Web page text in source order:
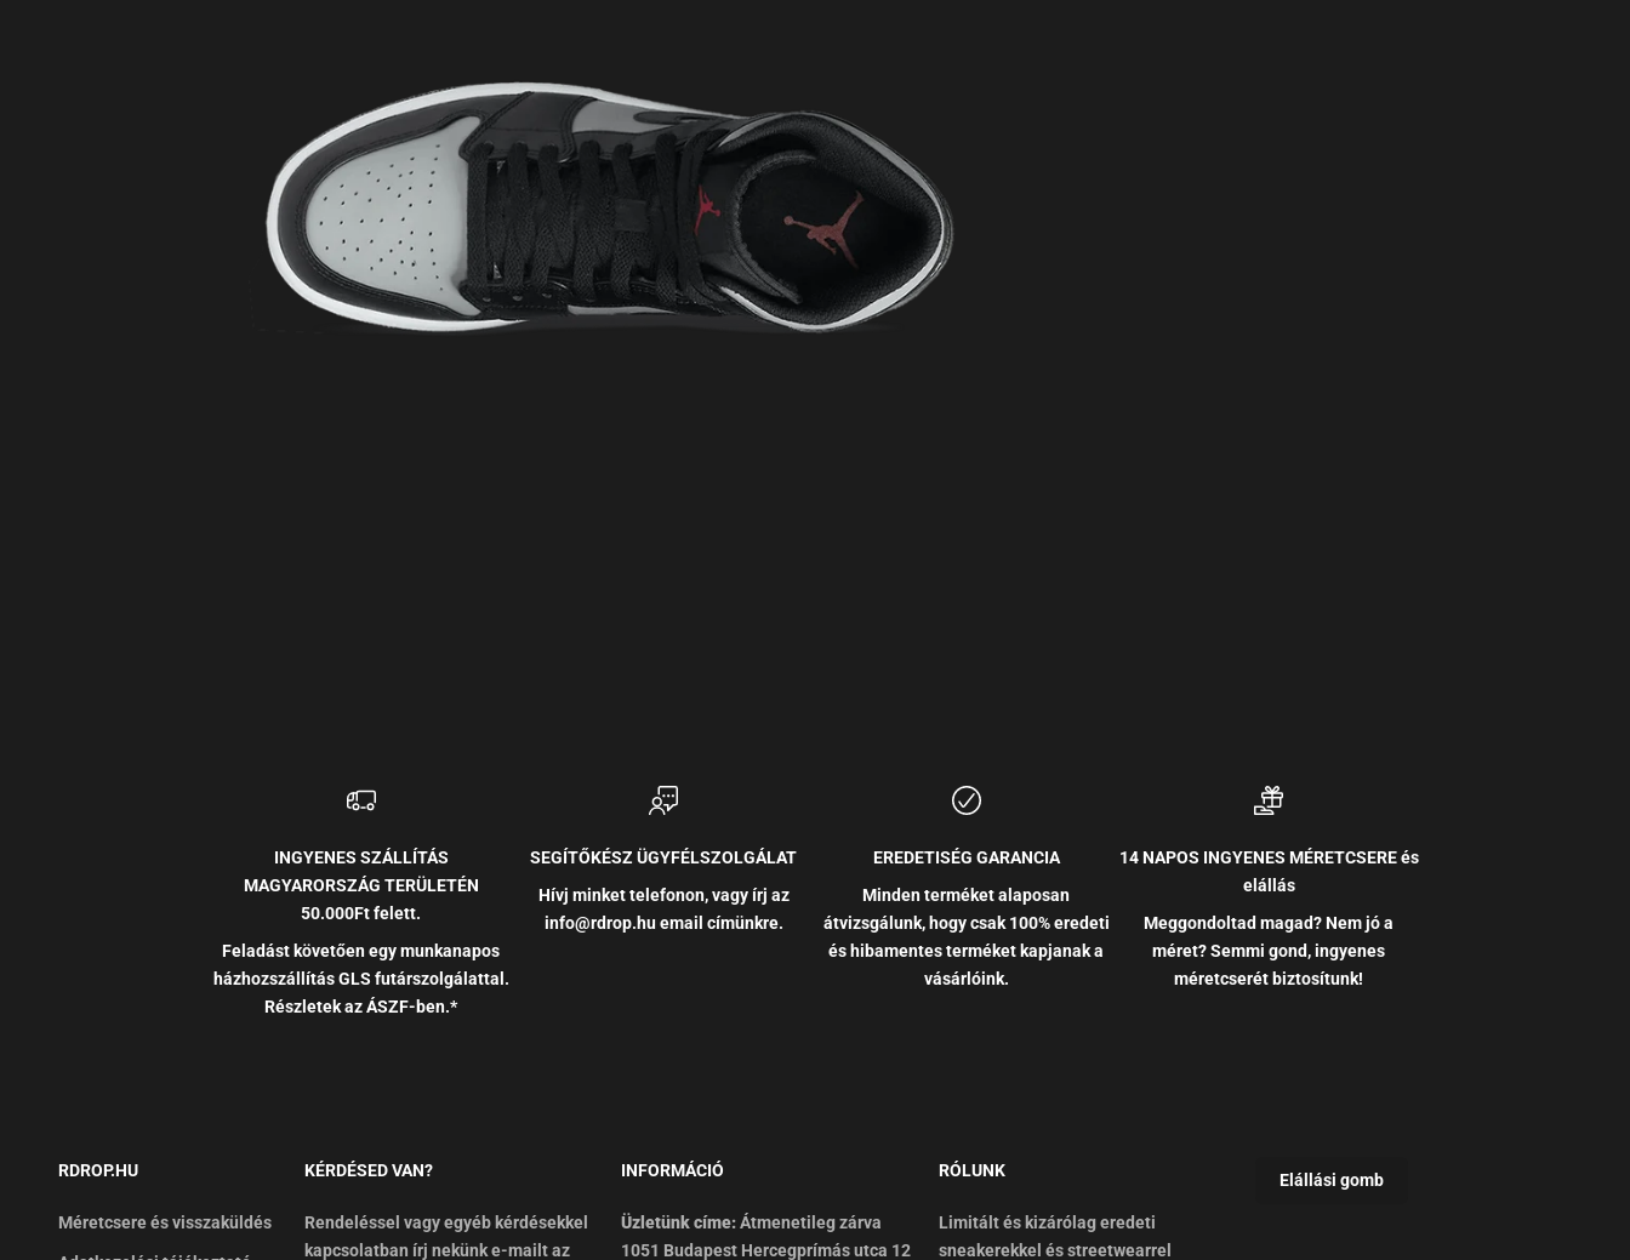
INGYENES SZÁLLÍTÁS
MAGYARORSZÁG TERÜLETÉN
50.000Ft felett.
Feladást követően egy munkanapos
házhozszállítás GLS futárszolgálattal.
Részletek az ÁSZF-ben.*
SEGÍTŐKÉSZ ÜGYFÉLSZOLGÁLAT
Hívj minket telefonon, vagy írj az
info@rdrop.hu email címünkre.
EREDETISÉG GARANCIA
Minden terméket alaposan
átvizsgálunk, hogy csak 100% eredeti
és hibamentes terméket kapjanak a
vásárlóink.
14 NAPOS INGYENES MÉRETCSERE és
elállás
Meggondoltad magad? Nem jó a
méret? Semmi gond, ingyenes
méretcserét biztosítunk!
RDROP.HU
Méretcsere és visszaküldés
KÉRDÉSED VAN?
Rendeléssel vagy egyéb kérdésekkel
kapcsolatban írj nekünk e-mailt az
INFORMÁCIÓ
Üzletünk címe:Átmenetileg zárva
1051 Budapest Hercegprímás utca 12
RÓLUNK
Limitált és kizárólag eredeti
sneakerekkel és streetwearrel